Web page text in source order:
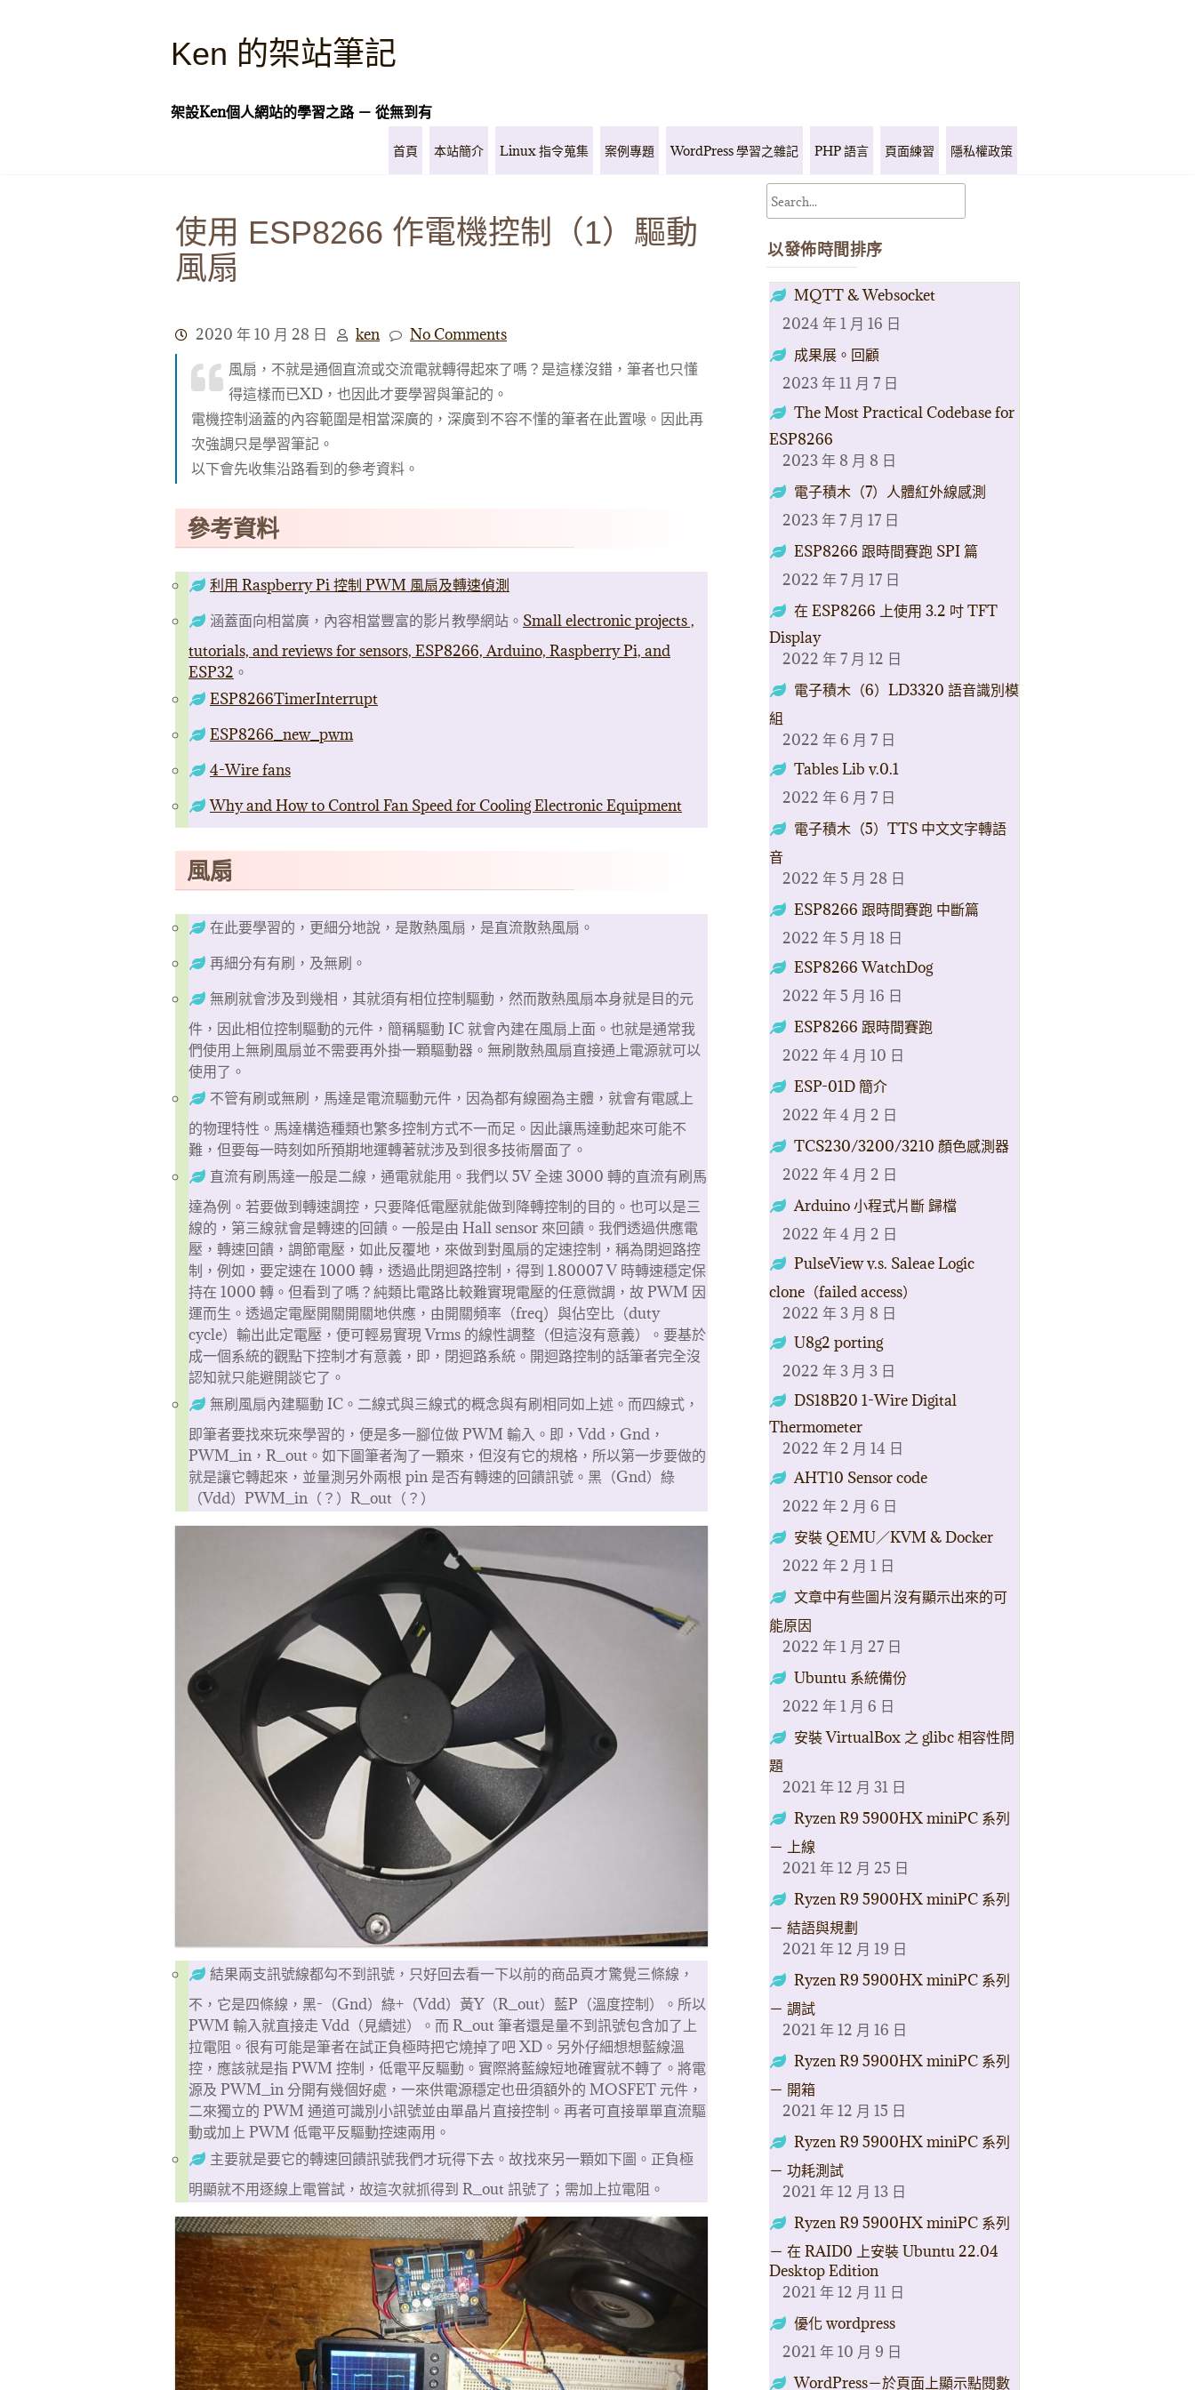
Ken 的架站筆記
架設Ken個人網站的學習之路 － 從無到有
首頁 本站簡介 Linux 指令蒐集 案例專題 WordPress 學習之雜記 PHP 語言 頁面練習 隱私權政策
使用 ESP8266 作電機控制（1）驅動
風扇
2020 年 10 月 28 日 ken
No Comments
風扇，不就是通個直流或交流電就轉得起來了嗎？是這樣沒錯，筆者也只懂
得這樣而已XD，也因此才要學習與筆記的。
電機控制涵蓋的內容範圍是相當深廣的，深廣到不容不懂的筆者在此置喙。因此再
次強調只是學習筆記。
以下會先收集沿路看到的參考資料。
參考資料
利用 Raspberry Pi 控制 PWM 風扇及轉速偵測
涵蓋面向相當廣，內容相當豐富的影片教學網站。 Small electronic projects ,
tutorials, and reviews for sensors, ESP8266, Arduino, Raspberry Pi, and
ESP32 。
ESP8266TimerInterrupt
ESP8266_new_pwm
4-Wire fans
Why and How to Control Fan Speed for Cooling Electronic Equipment
風扇
在此要學習的，更細分地說，是散熱風扇，是直流散熱風扇。
再細分有有刷，及無刷。
無刷就會涉及到幾相，其就須有相位控制驅動，然而散熱風扇本身就是目的元
件，因此相位控制驅動的元件，簡稱驅動 IC 就會內建在風扇上面。也就是通常我
們使用上無刷風扇並不需要再外掛一顆驅動器。無刷散熱風扇直接通上電源就可以
使用了。
不管有刷或無刷，馬達是電流驅動元件，因為都有線圈為主體，就會有電感上
的物理特性。馬達構造種類也繁多控制方式不一而足。因此讓馬達動起來可能不
難，但要每一時刻如所預期地運轉著就涉及到很多技術層面了。
直流有刷馬達一般是二線，通電就能用。我們以 5V 全速 3000 轉的直流有刷馬
達為例。若要做到轉速調控，只要降低電壓就能做到降轉控制的目的。也可以是三
線的，第三線就會是轉速的回饋。一般是由 Hall sensor 來回饋。我們透過供應電
壓，轉速回饋，調節電壓，如此反覆地，來做到對風扇的定速控制，稱為閉迴路控
制，例如，要定速在 1000 轉，透過此閉迴路控制，得到 1.80007 V 時轉速穩定保
持在 1000 轉。但看到了嗎？純類比電路比較難實現電壓的任意微調，故 PWM 因
運而生。透過定電壓開關開關地供應，由開關頻率（freq）與佔空比（duty
cycle）輸出此定電壓，便可輕易實現 Vrms 的線性調整（但這沒有意義）。要基於
成一個系統的觀點下控制才有意義，即，閉迴路系統。開迴路控制的話筆者完全沒
認知就只能避開談它了。
無刷風扇內建驅動 IC。二線式與三線式的概念與有刷相同如上述。而四線式，
即筆者要找來玩來學習的，便是多一腳位做 PWM 輸入。即，Vdd，Gnd，
PWM_in，R_out。如下圖筆者淘了一顆來，但沒有它的規格，所以第一步要做的
就是讓它轉起來，並量測另外兩根 pin 是否有轉速的回饋訊號。黑（Gnd）綠
（Vdd）PWM_in（？）R_out（？）
結果兩支訊號線都勾不到訊號，只好回去看一下以前的商品頁才驚覺三條線，
不，它是四條線，黑-（Gnd）綠+（Vdd）黃Y（R_out）藍P（溫度控制）。所以
PWM 輸入就直接走 Vdd（見續述）。而 R_out 筆者還是量不到訊號包含加了上
拉電阻。很有可能是筆者在試正負極時把它燒掉了吧 XD。另外仔細想想藍線溫
控，應該就是指 PWM 控制，低電平反驅動。實際將藍線短地確實就不轉了。將電
源及 PWM_in 分開有幾個好處，一來供電源穩定也毌須額外的 MOSFET 元件，
二來獨立的 PWM 通道可識別小訊號並由單晶片直接控制。再者可直接單單直流驅
動或加上 PWM 低電平反驅動控速兩用。
主要就是要它的轉速回饋訊號我們才玩得下去。故找來另一顆如下圖。正負極
明顯就不用逐線上電嘗試，故這次就抓得到 R_out 訊號了；需加上拉電阻。
以發佈時間排序
MQTT & Websocket
2024 年 1 月 16 日
成果展。回顧
2023 年 11 月 7 日
The Most Practical Codebase for
ESP8266
2023 年 8 月 8 日
電子積木（7）人體紅外線感測
2023 年 7 月 17 日
ESP8266 跟時間賽跑 SPI 篇
2022 年 7 月 17 日
在 ESP8266 上使用 3.2 吋 TFT
Display
2022 年 7 月 12 日
電子積木（6）LD3320 語音識別模
組
2022 年 6 月 7 日
Tables Lib v.0.1
2022 年 6 月 7 日
電子積木（5）TTS 中文文字轉語
音
2022 年 5 月 28 日
ESP8266 跟時間賽跑 中斷篇
2022 年 5 月 18 日
ESP8266 WatchDog
2022 年 5 月 16 日
ESP8266 跟時間賽跑
2022 年 4 月 10 日
ESP-01D 簡介
2022 年 4 月 2 日
TCS230/3200/3210 顏色感測器
2022 年 4 月 2 日
Arduino 小程式片斷 歸檔
2022 年 4 月 2 日
PulseView v.s. Saleae Logic
clone（failed access）
2022 年 3 月 8 日
U8g2 porting
2022 年 3 月 3 日
DS18B20 1-Wire Digital
Thermometer
2022 年 2 月 14 日
AHT10 Sensor code
2022 年 2 月 6 日
安裝 QEMU／KVM & Docker
2022 年 2 月 1 日
文章中有些圖片沒有顯示出來的可
能原因
2022 年 1 月 27 日
Ubuntu 系統備份
2022 年 1 月 6 日
安裝 VirtualBox 之 glibc 相容性問
題
2021 年 12 月 31 日
Ryzen R9 5900HX miniPC 系列
－ 上線
2021 年 12 月 25 日
Ryzen R9 5900HX miniPC 系列
－ 結語與規劃
2021 年 12 月 19 日
Ryzen R9 5900HX miniPC 系列
－ 調試
2021 年 12 月 16 日
Ryzen R9 5900HX miniPC 系列
－ 開箱
2021 年 12 月 15 日
Ryzen R9 5900HX miniPC 系列
－ 功耗測試
2021 年 12 月 13 日
Ryzen R9 5900HX miniPC 系列
－ 在 RAID0 上安裝 Ubuntu 22.04
Desktop Edition
2021 年 12 月 11 日
優化 wordpress
2021 年 10 月 9 日
WordPress－於頁面上顯示點閱數